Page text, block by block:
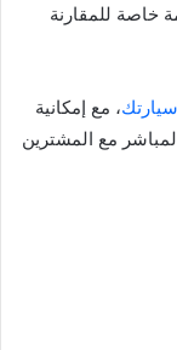
خاصة للمقارنة
، مع إمكانية
مع المشترين